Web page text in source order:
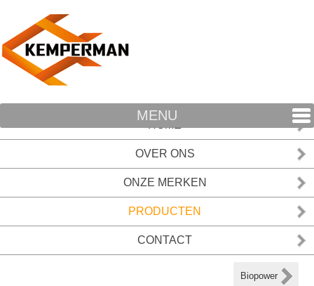
MENU
OVER ONS
ONZE MERKEN
PRODUCTEN
CONTACT
Biopower